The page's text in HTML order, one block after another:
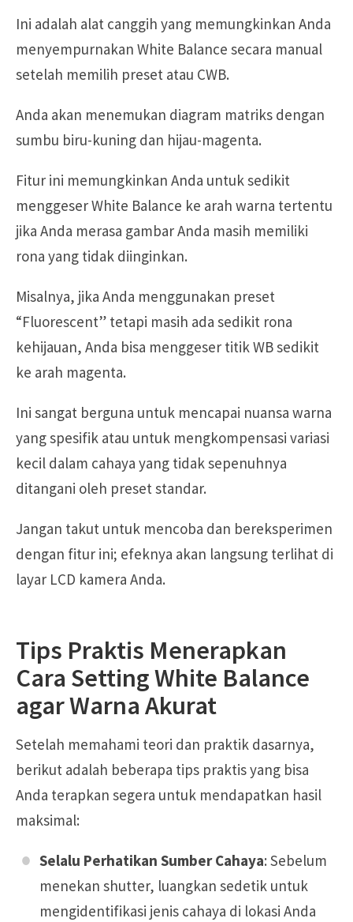
Ini adalah alat canggih yang memungkinkan Anda
menyempurnakan White Balance secara manual
setelah memilih preset atau CWB.
Anda akan menemukan diagram matriks dengan
sumbu biru-kuning dan hijau-magenta.
Fitur ini memungkinkan Anda untuk sedikit
menggeser White Balance ke arah warna tertentu
jika Anda merasa gambar Anda masih memiliki
rona yang tidak diinginkan.
Misalnya, jika Anda menggunakan preset
“Fluorescent” tetapi masih ada sedikit rona
kehijauan, Anda bisa menggeser titik WB sedikit
ke arah magenta.
Ini sangat berguna untuk mencapai nuansa warna
yang spesifik atau untuk mengkompensasi variasi
kecil dalam cahaya yang tidak sepenuhnya
ditangani oleh preset standar.
Jangan takut untuk mencoba dan bereksperimen
dengan fitur ini; efeknya akan langsung terlihat di
layar LCD kamera Anda.
Tips Praktis Menerapkan
Cara Setting White Balance
agar Warna Akurat
Setelah memahami teori dan praktik dasarnya,
berikut adalah beberapa tips praktis yang bisa
Anda terapkan segera untuk mendapatkan hasil
maksimal:
Selalu Perhatikan Sumber Cahaya: Sebelum
menekan shutter, luangkan sedetik untuk
mengidentifikasi jenis cahaya di lokasi Anda